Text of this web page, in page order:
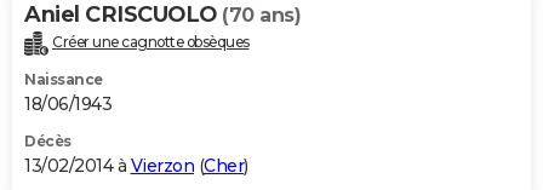
Aniel CRISCUOLO (70 ans)
Créer une cagnotte obsèques
Naissance
18/06/1943
Décès
13/02/2014 à Vierzon (Cher)